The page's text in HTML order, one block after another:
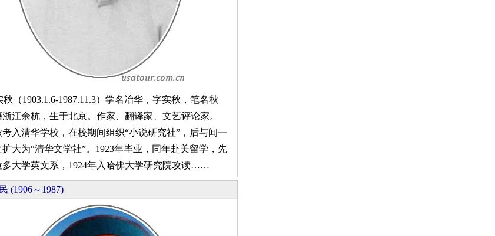
1903.1.6-1987.11.3）学名冶华，字实秋，笔名秋
江余杭，生于北京。作家、翻译家、文艺评论家。
考入清华学校，在校期间组织“小说研究社”，后与闻一
大为“清华文学社”。1923年毕业，同年赴美留学，先
多大学英文系，1924年入哈佛大学研究院攻读……
(1906～1987)